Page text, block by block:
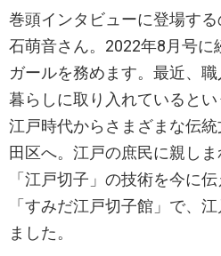
巻頭インタビューに登場す
石萌音さん。2022年8月号に
ガールを務めます。最近、
暮らしに取り入れていると
江戸時代からさまざまな伝
田区へ。江戸の庶民に親し
「江戸切子」の技術を今に
「すみだ江戸切子館」で、
ました。